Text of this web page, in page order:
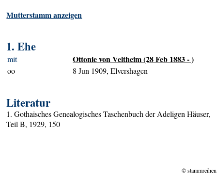
Mutterstamm anzeigen
1. Ehe
mit Ottonie von Veltheim (28 Feb 1883 - )
oo 8 Jun 1909, Elvershagen
Literatur
1. Gothaisches Genealogisches Taschenbuch der Adeligen Häuser,
Teil B, 1929, 150
©